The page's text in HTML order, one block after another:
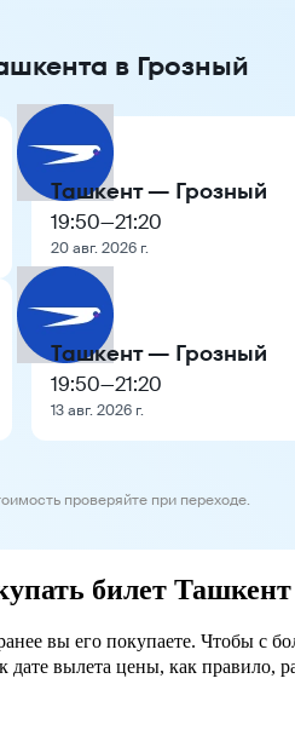
в Грозный
Ташкент — Грозный
19:50—21:20
20 авг. 2026 г.
Ташкент — Грозный
19:50—21:20
13 авг. 2026 г.
проверяйте при переходе.
билет
вы его покупаете. Чтобы с
вылета цены, как правило,